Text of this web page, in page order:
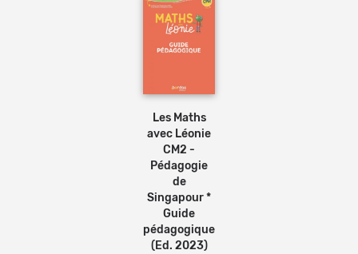
au
Les Maths
avec Léonie
CM2 -
Pédagogie
de
Singapour *
Guide
pédagogique
(Ed. 2023)